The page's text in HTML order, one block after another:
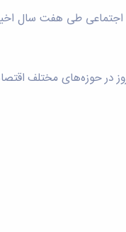
اجتماعی طی هفت سال
در حوزه‌های مختلف